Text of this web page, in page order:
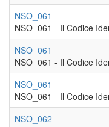
NSO_061
NSO_061 - Il Codice
NSO_061
NSO_061 - Il Codice
NSO_061
NSO_061 - Il Codice
NSO_062